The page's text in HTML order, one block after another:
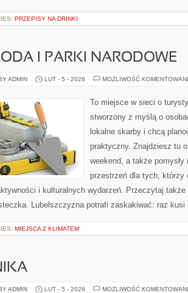
PRZEPISY NA DRINKI
I PARKI NARODOWE
ADMIN LUT - 5 - 2026 MOŻLIWOŚĆ
To miejsce w sieci o
stworzony z myślą o
lokalne skarby i chcą
praktyczny. Znajdziesz tu
weekend, a także pomysły
przestrzeń dla tych, którzy
i kulturalnych wydarzeń. Przeczytaj
Lubelszczyzna potrafi zaskakiwać: raz
MIEJSCA Z KLIMATEM
ADMIN LUT - 5 - 2026 MOŻLIWOŚĆ